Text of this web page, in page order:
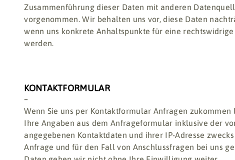
Zusammenführung dieser Daten mit anderen
vorgenommen. Wir behalten uns vor, diese Daten
wenn uns konkrete Anhaltspunkte für eine
werden.
KONTAKTFORMULAR
–
Wenn Sie uns per Kontaktformular Anfragen zukommen
Ihre Angaben aus dem Anfrageformular inklusive der
angegebenen Kontaktdaten und ihrer IP-Adresse
Anfrage und für den Fall von Anschlussfragen bei uns